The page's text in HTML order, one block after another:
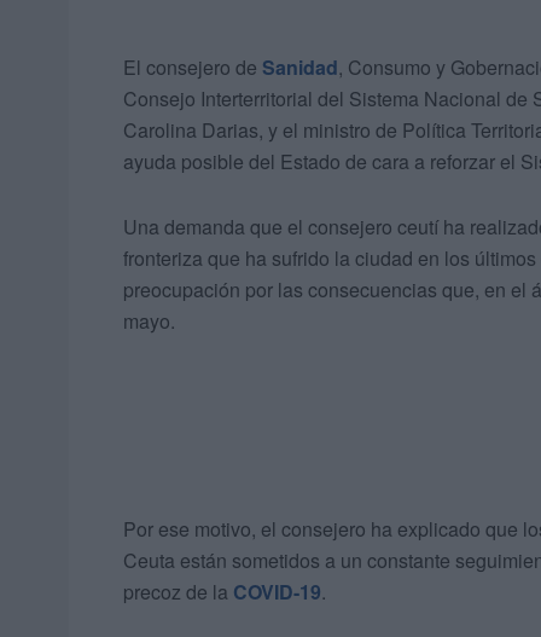
El consejero de Sanidad, Consumo y
Consejo Interterritorial del Sistema Nacional de
Carolina Darias, y el ministro de Política
ayuda posible del Estado de cara a reforzar el
Una demanda que el consejero ceutí ha
fronteriza que ha sufrido la ciudad en los
preocupación por las consecuencias que, en el
mayo.
Por ese motivo, el consejero ha explicado que
Ceuta están sometidos a un constante
precoz de la COVID-19.